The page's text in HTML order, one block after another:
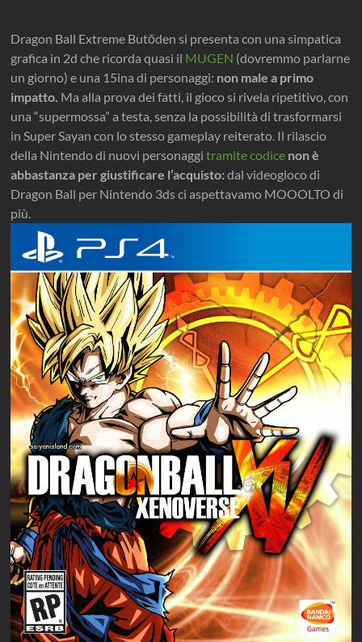
Dragon Ball Extreme Butōden si presenta con una simpatica
grafica in 2d che ricorda quasi il MUGEN (dovremmo parlarne
un giorno) e una 15ina di personaggi: non male a primo
impatto. Ma alla prova dei fatti, il gioco si rivela ripetitivo, con
una “supermossa” a testa, senza la possibilità di trasformarsi
in Super Sayan con lo stesso gameplay reiterato. Il rilascio
della Nintendo di nuovi personaggitramite codice non è
abbastanza per giustificare l’acquisto: dal videogioco di
Dragon Ball per Nintendo 3ds ci aspettavamo MOOOLTO di
più.